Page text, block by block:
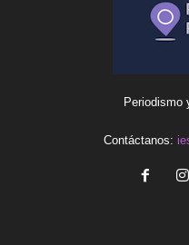
Periodismo
Contáctanos: